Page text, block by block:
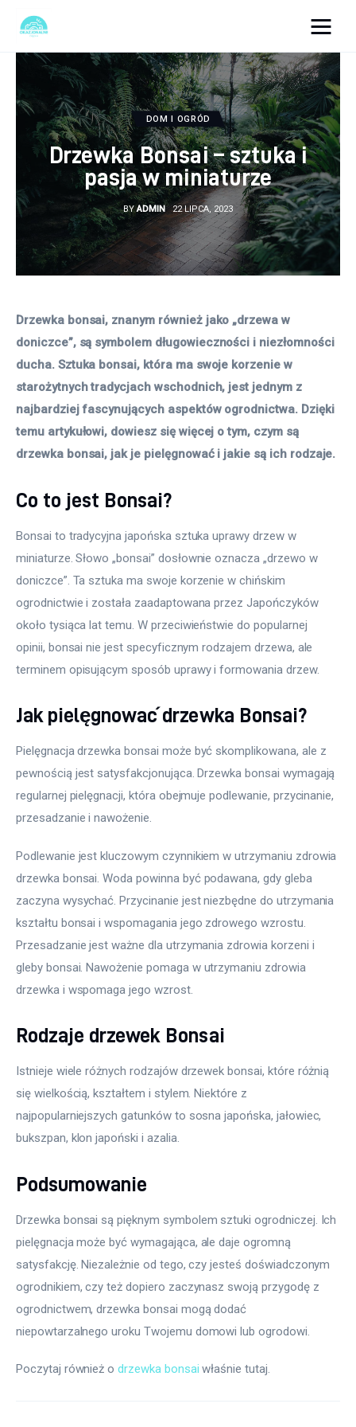
Turystyka
Lifestyle
Dom i ogród
Uroda
Zdrowie
DOM I OGRÓD
Drzewka Bonsai – sztuka i
pasja w miniaturze
BY ADMIN 22 LIPCA, 2023
Drzewka bonsai, znanym również jako „drzewa w
doniczce”, są symbolem długowieczności i niezłomności
ducha. Sztuka bonsai, która ma swoje korzenie w
starożytnych tradycjach wschodnich, jest jednym z
najbardziej fascynujących aspektów ogrodnictwa. Dzięki
temu artykułowi, dowiesz się więcej o tym, czym są
drzewka bonsai, jak je pielęgnować i jakie są ich rodzaje.
Co to jest Bonsai?
Bonsai to tradycyjna japońska sztuka uprawy drzew w
miniaturze. Słowo „bonsai” dosłownie oznacza „drzewo w
doniczce”. Ta sztuka ma swoje korzenie w chińskim
ogrodnictwie i została zaadaptowana przez Japończyków
około tysiąca lat temu. W przeciwieństwie do popularnej
opinii, bonsai nie jest specyficznym rodzajem drzewa, ale
terminem opisującym sposób uprawy i formowania drzew.
Jak pielęgnować drzewka Bonsai?
Pielęgnacja drzewka bonsai może być skomplikowana, ale z
pewnością jest satysfakcjonująca. Drzewka bonsai wymagają
regularnej pielęgnacji, która obejmuje podlewanie, przycinanie,
przesadzanie i nawożenie.
Podlewanie jest kluczowym czynnikiem w utrzymaniu zdrowia
drzewka bonsai. Woda powinna być podawana, gdy gleba
zaczyna wysychać. Przycinanie jest niezbędne do utrzymania
kształtu bonsai i wspomagania jego zdrowego wzrostu.
Przesadzanie jest ważne dla utrzymania zdrowia korzeni i
gleby bonsai. Nawożenie pomaga w utrzymaniu zdrowia
drzewka i wspomaga jego wzrost.
Rodzaje drzewek Bonsai
Istnieje wiele różnych rodzajów drzewek bonsai, które różnią
się wielkością, kształtem i stylem. Niektóre z
najpopularniejszych gatunków to sosna japońska, jałowiec,
bukszpan, klon japoński i azalia.
Podsumowanie
Drzewka bonsai są pięknym symbolem sztuki ogrodniczej. Ich
pielęgnacja może być wymagająca, ale daje ogromną
satysfakcję. Niezależnie od tego, czy jesteś doświadczonym
ogrodnikiem, czy też dopiero zaczynasz swoją przygodę z
ogrodnictwem, drzewka bonsai mogą dodać
niepowtarzalnego uroku Twojemu domowi lub ogrodowi.
Poczytaj również o drzewka bonsai właśnie tutaj.